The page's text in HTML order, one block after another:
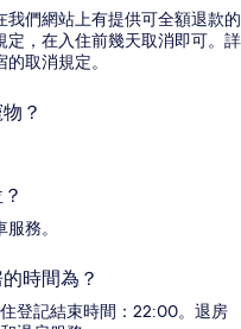
們網站上有提供可全額退款的
，在入住前幾天取消即可。詳
取消規定。
？
務。
時間為？
登記結束時間：22:00。退房